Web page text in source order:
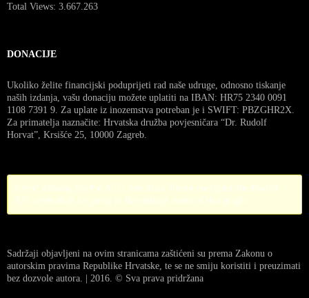
Total Views: 3.667.263
DONACIJE
Ukoliko želite financijski poduprijeti rad naše udruge, odnosno tiskanje
naših izdanja, vašu donaciju možete uplatiti na IBAN: HR75 2340 0091
1108 7391 9. Za uplate iz inozemstva potreban je i SWIFT: PBZGHR2X.
Za primatelja naznačite: Hrvatska družba povjesničara “Dr. Rudolf
Horvat”, Krsišće 25, 10000 Zagreb.
Sadržaji objavljeni na ovim stranicama zaštićeni su prema Zakonu o
autorskim pravima Republike Hrvatske, te se ne smiju koristiti i preuzimati
bez dozvole autora. | 2016. © Sva prava pridržana